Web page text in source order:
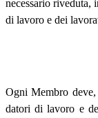
necessario riveduta,
di lavoro e dei
Ogni Membro
datori di lavoro e